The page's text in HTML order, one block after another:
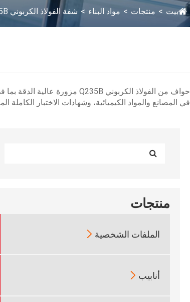
بيت منتجات مواد البناء شفة الفولاذ الكربوني Q235B
في المصانع والمواد الكيميائية، وشهادات الاختبار الكاملة
منتجات
الملفات الشخصية 
أنابيب 